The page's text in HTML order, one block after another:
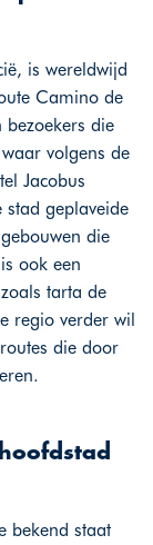
is wereldwijd
Camino de
die
volgens de
Jacobus
stad geplaveide
die
ook een
tarta de
regio verder wil
die door
bekend staat